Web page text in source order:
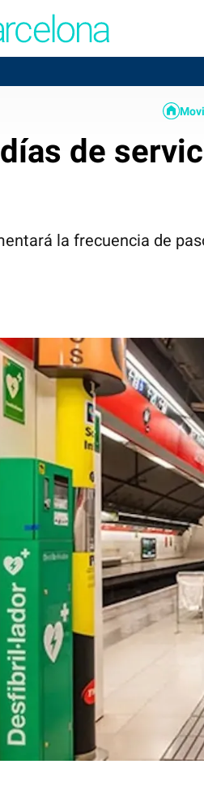
de
la frecuencia de